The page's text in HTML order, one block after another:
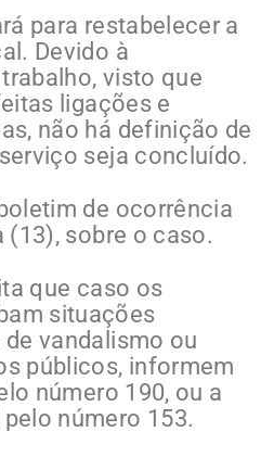
para restabelecer a
Devido à
visto que
ligações e
não há definição de
seja concluído.
de ocorrência
sobre o caso.
que caso os
situações
vandalismo ou
públicos, informem
número 190, ou a
número 153.